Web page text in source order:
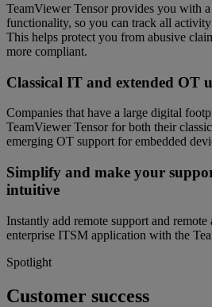
TeamViewer Tensor provides you with
functionality, so you can track all
This helps protect you from abusive
more compliant.
Classical IT and extended OT
Companies that have a large digital
TeamViewer Tensor for both their
emerging OT support for embedded
Simplify and make your
intuitive
Instantly add remote support and remote
enterprise ITSM application with the
Spotlight
Customer success